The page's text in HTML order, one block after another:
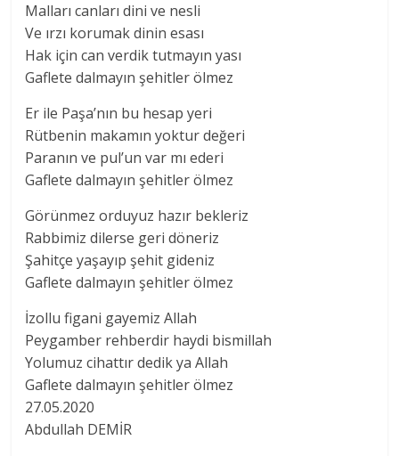
Malları canları dini ve nesli
Ve ırzı korumak dinin esası
Hak için can verdik tutmayın yası
Gaflete dalmayın şehitler ölmez
Er ile Paşa’nın bu hesap yeri
Rütbenin makamın yoktur değeri
Paranın ve pul’un var mı ederi
Gaflete dalmayın şehitler ölmez
Görünmez orduyuz hazır bekleriz
Rabbimiz dilerse geri döneriz
Şahitçe yaşayıp şehit gideniz
Gaflete dalmayın şehitler ölmez
İzollu figani gayemiz Allah
Peygamber rehberdir haydi bismillah
Yolumuz cihattır dedik ya Allah
Gaflete dalmayın şehitler ölmez
27.05.2020
Abdullah DEMİR